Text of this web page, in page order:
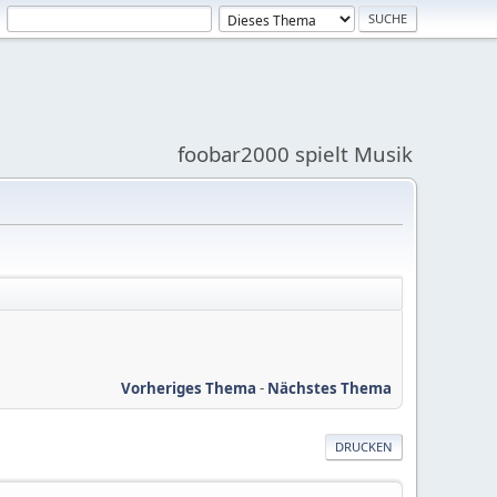
foobar2000 spielt Musik
Vorheriges Thema - Nächstes Thema
DRUCKEN